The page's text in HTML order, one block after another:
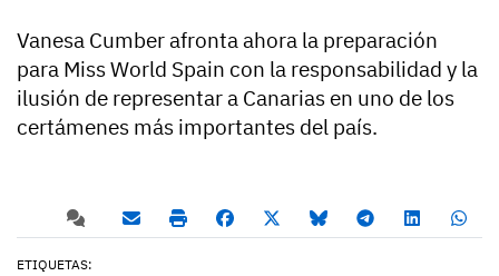
Vanesa Cumber afronta ahora la preparación
para Miss World Spain con la responsabilidad y la
ilusión de representar a Canarias en uno de los
certámenes más importantes del país.
ETIQUETAS: